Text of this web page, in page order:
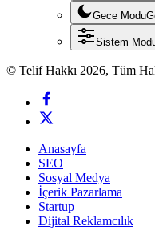
Gece Modu
Sistem
© Telif Hakkı 2026, Tüm
Anasayfa
SEO
Sosyal Medya
İçerik Pazarlama
Startup
Dijital Reklamcılık